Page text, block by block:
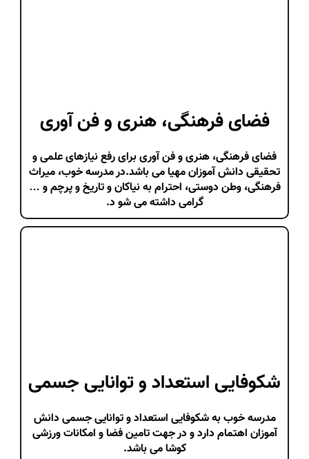
فضای فرهنگی، هنری و فن آوری
فضای فرهنگی، هنری و فن آوری برای رفع نیازهای علمی و
تحقیقی دانش آموزان مهیا می باشد.در مدرسه خوب، میراث
فرهنگی، وطن دوستی، احترام به نیاکان و تاریخ و پرچم و …
گرامی داشته می شو د.
شکوفایی استعداد و توانایی جسمی
مدرسه خوب به شکوفایی استعداد و توانایی جسمی دانش
آموزان اهتمام دارد و در جهت تامین فضا و امکانات ورزشی
کوشا می باشد.